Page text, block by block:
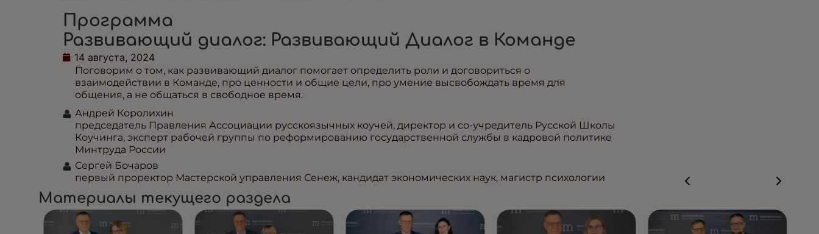
Программа
Развивающий диалог: Развивающий Диалог в Команде
14 августа, 2024
Поговорим о том, как развивающий диалог помогает определить роли и договориться о
взаимодействии в Команде, про ценности и общие цели, про умение высвобождать время для
общения, а не общаться в свободное время.
Андрей Королихин
председатель Правления Ассоциации русскоязычных коучей, директор и со-учредитель Русской Школы
Коучинга, эксперт рабочей группы по реформированию государственной службы в кадровой политике
Минтруда России
Сергей Бочаров
первый проректор Мастерской управления Сенеж, кандидат экономических наук, магистр психологии
Материалы текущего раздела